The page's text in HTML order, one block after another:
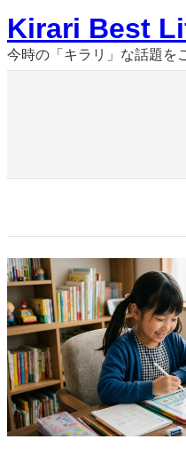
容
を
ス
Kirari Best
今時の「キラリ」な話題を